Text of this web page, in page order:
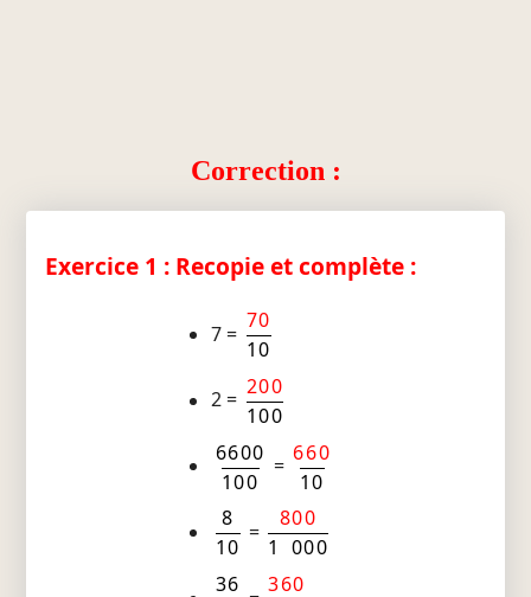
Correction :
Exercice 1 : Recopie et complète :
7 =
70
10
2 =
200
100
6600
100
=
660
10
8
10
=
800
1 000
36
360